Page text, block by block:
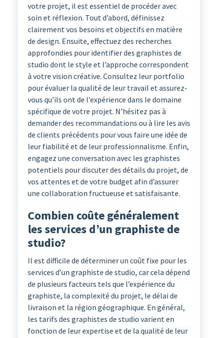
votre projet, il est essentiel de procéder avec
soin et réflexion. Tout d’abord, définissez
clairement vos besoins et objectifs en matière
de design. Ensuite, effectuez des recherches
approfondies pour identifier des graphistes de
studio dont le style et l’approche correspondent
à votre vision créative. Consultez leur portfolio
pour évaluer la qualité de leur travail et assurez-
vous qu’ils ont de l’expérience dans le domaine
spécifique de votre projet. N’hésitez pas à
demander des recommandations ou à lire les avis
de clients précédents pour vous faire une idée de
leur fiabilité et de leur professionnalisme. Enfin,
engagez une conversation avec les graphistes
potentiels pour discuter des détails du projet, de
vos attentes et de votre budget afin d’assurer
une collaboration fructueuse et satisfaisante.
Combien coûte généralement
les services d’un graphiste de
studio?
Il est difficile de déterminer un coût fixe pour les
services d’un graphiste de studio, car cela dépend
de plusieurs facteurs tels que l’expérience du
graphiste, la complexité du projet, le délai de
livraison et la région géographique. En général,
les tarifs des graphistes de studio varient en
fonction de leur expertise et de la qualité de leur